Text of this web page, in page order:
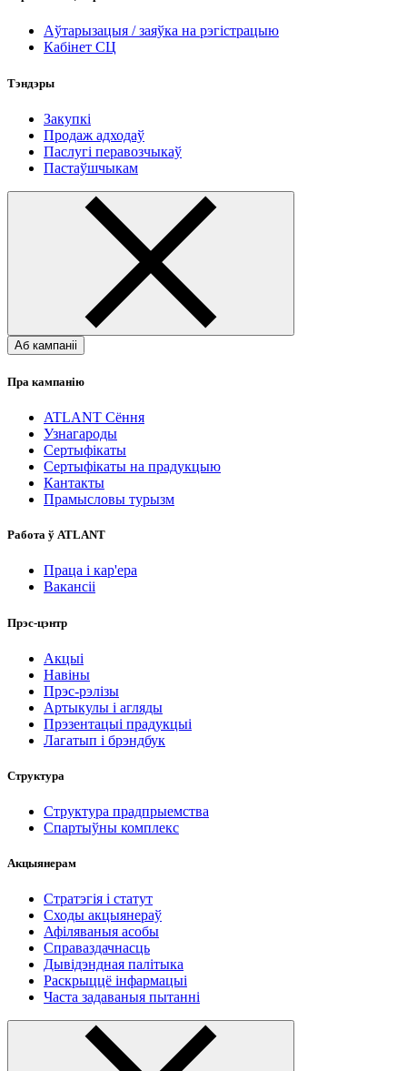
Аўтарызацыя / заяўка на рэгістрацыю
Кабінет СЦ
Тэндэры
Закупкі
Продаж адходаў
Паслугі перавозчыкаў
Пастаўшчыкам
Аб кампаніі
Пра кампанію
ATLANT Сёння
Узнагароды
Сертыфікаты
Сертыфікаты на прадукцыю
Кантакты
Прамысловы турызм
Работа ў ATLANT
Праца і кар'ера
Вакансіі
Прэс-цэнтр
Акцыі
Навіны
Прэс-рэлізы
Артыкулы і агляды
Прэзентацыі прадукцыі
Лагатып і брэндбук
Структура
Структура прадпрыемства
Спартыўны комплекс
Акцыянерам
Стратэгія і статут
Сходы акцыянераў
Афіляваныя асобы
Справаздачнасць
Дывідэндная палітыка
Раскрыццё інфармацыі
Часта задаваныя пытанні